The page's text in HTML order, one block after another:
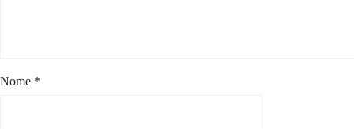
Nome *